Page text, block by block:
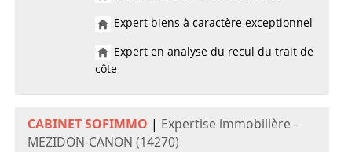
Expert biens à caractère exceptionnel
Expert en analyse du recul du trait de
côte
CABINET SOFIMMO | Expertise immobilière -
MEZIDON-CANON (14270)